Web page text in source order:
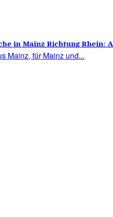
in Mainz Richtung Rhein:
– Haben die Mainzer